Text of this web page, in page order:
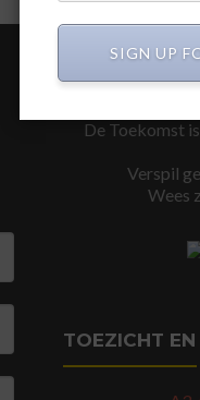
De Toekomst
Verspil
Wees
TOEZICHT
SIGN UP